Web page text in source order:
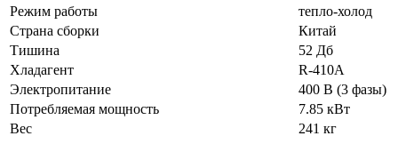
Режим работы
тепло-холод
Страна сборки
Китай
Тишина
52 Дб
Хладагент
R-410A
Электропитание
400 В (3 фазы)
Потребляемая мощность
7.85 кВт
Вес
241 кг